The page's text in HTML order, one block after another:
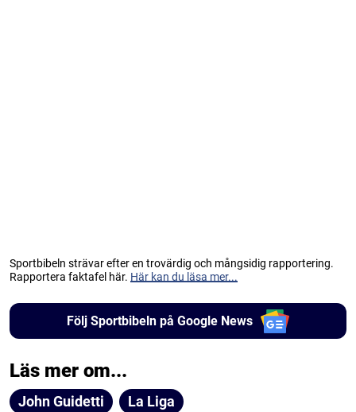
Sportbibeln strävar efter en trovärdig och mångsidig rapportering.
Rapportera faktafel här. Här kan du läsa mer...
Följ Sportbibeln på Google News
Läs mer om...
John Guidetti La Liga